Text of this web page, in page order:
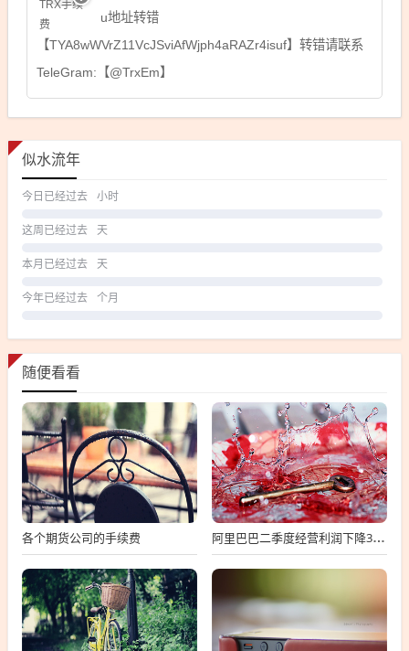
u地址转错
【TYA8wWVrZ11VcJSviAfWjph4aRAZr4isuf】转错请联系
TeleGram:【@TrxEm】
似水流年
今日已经过去 小时
这周已经过去 天
本月已经过去 天
今年已经过去 个月
随便看看
各个期货公司的手续费 阿里巴巴二季度经营利润下降3%阿里巴巴二季度经营利润下滑